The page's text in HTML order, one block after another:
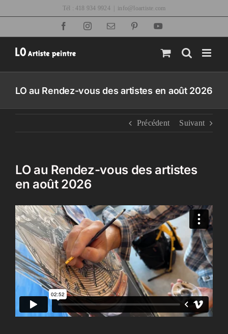
Tél : 418 934 9924 info@loartiste.com
FacebookInstagramEmail Pinterest
LO au Rendez-vous des artistes en août 2026
Précédent Suivant
LO au Rendez-vous des artistes
en août 2026